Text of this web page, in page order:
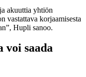
akuuttia yhtiön
vastattava korjaamisesta
Hupli sanoo.
voi saada